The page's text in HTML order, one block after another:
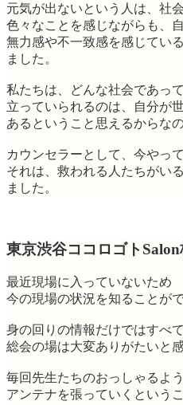
元気が出ないという人は、社
色々なことを感じながらも、
無力感や不一致感を感じてい
ました。
私たちは、どんな社会であっ
立っていられるのは、自分が
あるということ思えるからな
カウンセラーとして、今やっ
それは、救われる人たちがい
ました。
東京渋谷ココロゴト
最近現場に入っていないため
今の現場の状況を知ることが
身の回りの情報だけではすべ
総会の場は大変ありがたいと
毎回先生たちのおっしゃるよ
アンテナを張っていくという